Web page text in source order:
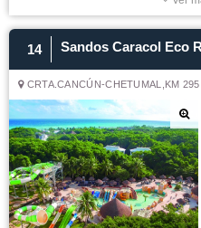
14 Sandos Caracol Eco
CRTA.CANCÚN-CHETUMAL,KM 295